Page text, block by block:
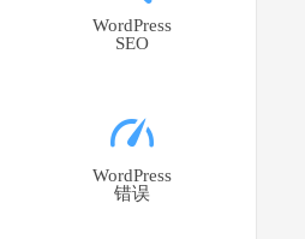
WordPress
SEO
WordPress
错误